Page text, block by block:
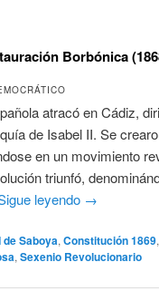
Borbónica
atracó en Cádiz,
de Isabel II. Se
en un movimiento
triunfó,
leyendo →
de Saboya, Constitución 1869,
, Sexenio Revolucionario